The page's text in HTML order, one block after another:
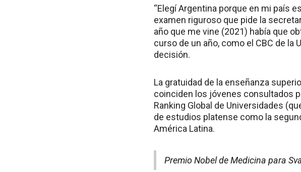
“Elegí Argentina porque en mi país
examen riguroso que pide la
año que me vine (2021) había que
curso de un año, como el CBC de la
decisión.
La gratuidad de la enseñanza
coinciden los jóvenes consultados
Ranking Global de Universidades
de estudios platense como la
América Latina.
Premio Nobel de Medicina para